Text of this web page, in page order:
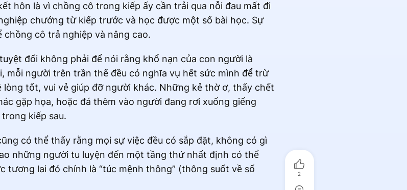
hôn là vì chồng cô trong kiếp ấy cần trải qua nỗi đau mất đi
chướng từ kiếp trước và học được một số bài học. Sự
cô trả nghiệp và nâng cao.
đối không phải để nói rằng khổ nạn của con người là
mỗi người trên trần thế đều có nghĩa vụ hết sức mình để trừ
tốt, vui vẻ giúp đỡ người khác. Những kẻ thờ ơ, thấy chết
gặp họa, hoặc đá thêm vào người đang rơi xuống giếng
kiếp sau.
có thể thấy rằng mọi sự việc đều có sắp đặt, không có gì
những người tu luyện đến một tầng thứ nhất định có thể
tương lai đó chính là “túc mệnh thông” (thông suốt về số
2